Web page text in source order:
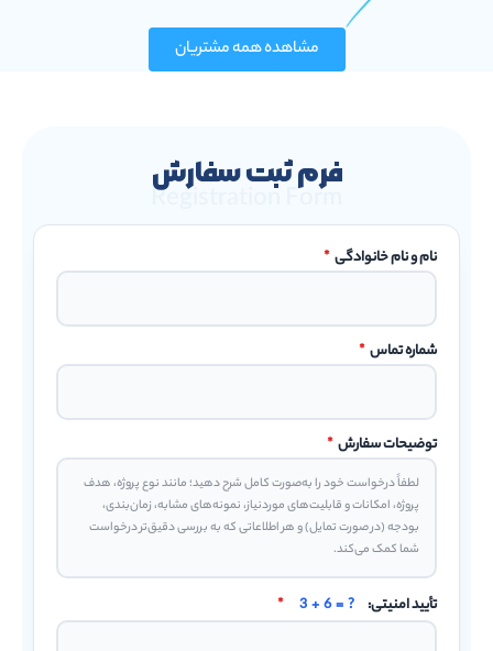
مشاهده همه مشتریان
فرم ثبت سفارش
Registration Form
نام و نام خانوادگی *
شماره تماس *
توضیحات سفارش *
تأیید امنیتی: 3 + 6 = ?
*